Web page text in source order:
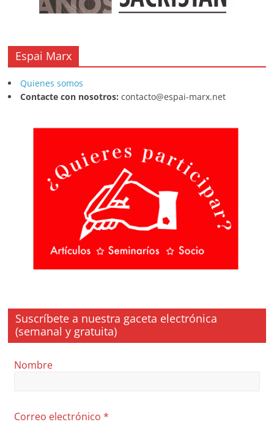
Espai Marx
Quienes somos
Contacte con nosotros: contacto@espai-marx.net
Suscríbete a nuestra gaceta electrónica
(semanal y gratuita)
Nombre
Correo electrónico*